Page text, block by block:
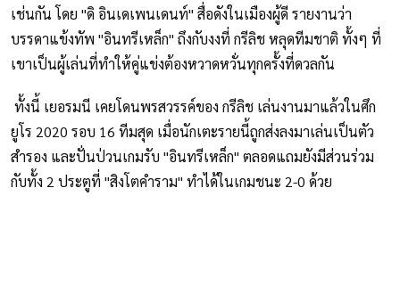
เช่นกัน โดย "ดิ อินเดเพนเดนท์" สื่อดังในเมืองผู้ดี รายงานว่า
บรรดาแข้งทัพ "อินทรีเหล็ก" ถึงกับงงที่ กรีลิช หลุดทีมชาติ ทั้งๆ ที่
เขาเป็นผู้เล่นที่ทำให้คู่แข่งต้องหวาดหวั่นทุกครั้งที่ดวลกัน
ทั้งนี้ เยอรมนี เคยโดนพรสวรรค์ของ กรีลิช เล่นงานมาแล้วในศึก
ยูโร 2020 รอบ 16 ทีมสุด เมื่อนักเตะรายนี้ถูกส่งลงมาเล่นเป็นตัว
สำรอง และปั่นป่วนเกมรับ "อินทรีเหล็ก" ตลอดแถมยังมีส่วนร่วม
กับทั้ง 2 ประตูที่ "สิงโตคำราม" ทำได้ในเกมชนะ 2-0 ด้วย